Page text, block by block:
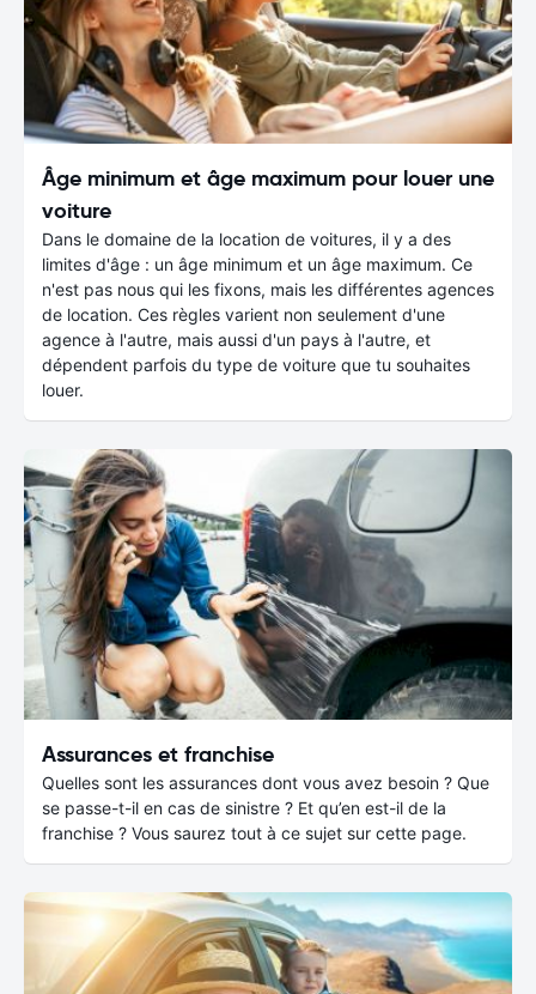
Âge minimum et âge maximum pour louer une
voiture
Dans le domaine de la location de voitures, il y a des
limites d'âge : un âge minimum et un âge maximum. Ce
n'est pas nous qui les fixons, mais les différentes agences
de location. Ces règles varient non seulement d'une
agence à l'autre, mais aussi d'un pays à l'autre, et
dépendent parfois du type de voiture que tu souhaites
louer.
Assurances et franchise
Quelles sont les assurances dont vous avez besoin ? Que
se passe-t-il en cas de sinistre ? Et qu’en est-il de la
franchise ? Vous saurez tout à ce sujet sur cette page.